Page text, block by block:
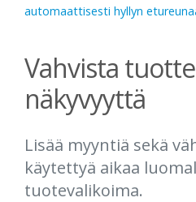
automaattisesti hyllyn
Vahvista
näkyvyyttä
Lisää myyntiä sekä
käytettyä aikaa
tuotevalikoima.